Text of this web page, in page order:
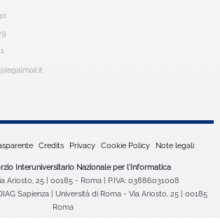
Credits Privacy Cookie Policy Note legali
Interuniversitario Nazionale per l'Informatica
Ariosto, 25 | 00185 - Roma | P.IVA: 03886031008
Sapienza | Università di Roma - Via Ariosto, 25 | 00185
Roma